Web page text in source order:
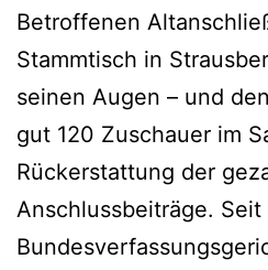
Betroffenen
Stammtisch in
seinen Augen – und
gut 120 Zuschauer im
Rückerstattung der
Anschlussbeiträge. Seit